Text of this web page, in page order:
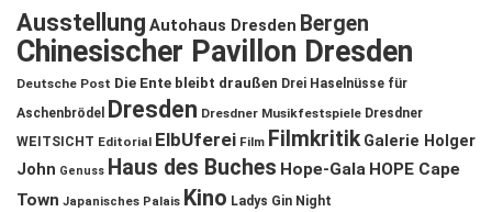
Ausstellung Autohaus Dresden Bergen
Chinesischer Pavillon Dresden
Deutsche Post Die Ente bleibt draußen Drei Haselnüsse für
Aschenbrödel
Dresden Dresdner Musikfestspiele Dresdner
WEITSICHT Editorial ElbUferei Film Filmkritik Galerie Holger
John Genuss Haus des Buches Hope-Gala HOPE Cape
Town Japanisches Palais Kino Ladys Gin Night